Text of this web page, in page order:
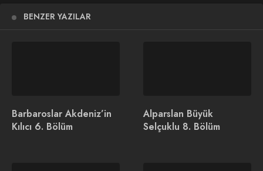
BENZER YAZILAR
Barbaroslar Akdeniz’in
Kılıcı 6. Bölüm
Alparslan Büyük
Selçuklu 8. Bölüm